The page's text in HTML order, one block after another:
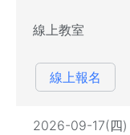
線上教室
線上報名
2026-09-17(四)